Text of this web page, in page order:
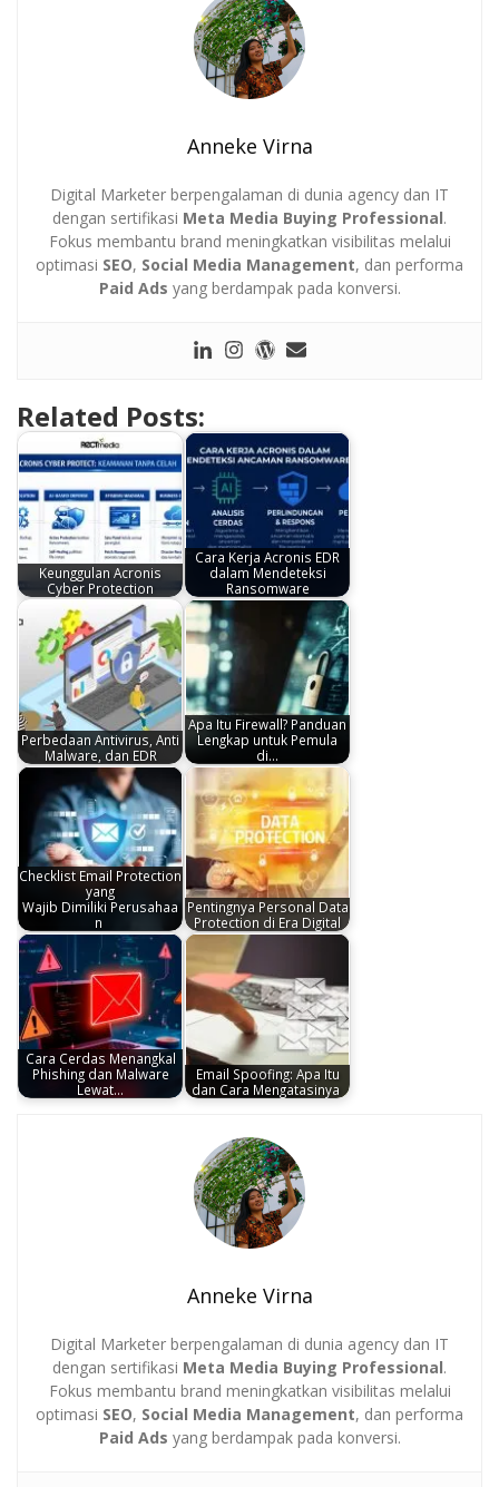
Anneke Virna
Digital Marketer berpengalaman di dunia agency dan IT
dengan sertifikasi Meta Media Buying Professional.
Fokus membantu brand meningkatkan visibilitas melalui
optimasi SEO, Social Media Management, dan performa
Paid Ads yang berdampak pada konversi.
Related Posts:
Keunggulan Acronis
Cyber Protection
Cara Kerja Acronis EDR
dalam Mendeteksi
Ransomware
Perbedaan Antivirus, Anti
Malware, dan EDR
Apa Itu Firewall? Panduan
Lengkap untuk Pemula
di…
Checklist Email Protection
yang
Wajib Dimiliki Perusahaa
n
Pentingnya Personal Data
Protection di Era Digital
Cara Cerdas Menangkal
Phishing dan Malware
Lewat…
Email Spoofing: Apa Itu
dan Cara Mengatasinya
Anneke Virna
Digital Marketer berpengalaman di dunia agency dan IT
dengan sertifikasi Meta Media Buying Professional.
Fokus membantu brand meningkatkan visibilitas melalui
optimasi SEO, Social Media Management, dan performa
Paid Ads yang berdampak pada konversi.